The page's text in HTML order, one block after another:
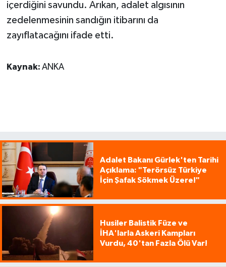
içerdiğini savundu. Arıkan, adalet algısının
zedelenmesinin sandığın itibarını da
zayıflatacağını ifade etti.
Kaynak: ANKA
Adalet Bakanı Gürlek'ten Tarihi
Açıklama: "Terörsüz Türkiye
İçin Şafak Sökmek Üzere!"
Husiler Balistik Füze ve
İHA'larla Askeri Kampları
Vurdu, 40'tan Fazla Ölü Var!